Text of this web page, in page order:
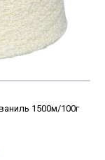
1500м/100г